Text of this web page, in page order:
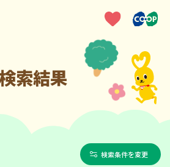
索結果
検索条件を変更